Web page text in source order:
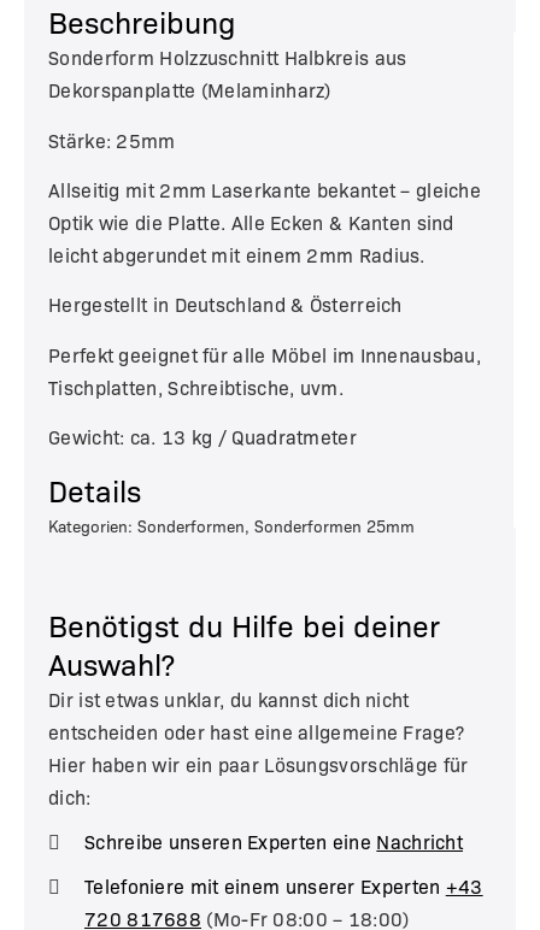
Beschreibung
Sonderform Holzzuschnitt Halbkreis aus
Dekorspanplatte (Melaminharz)
Stärke: 25mm
Allseitig mit 2mm Laserkante bekantet – gleiche
Optik wie die Platte. Alle Ecken & Kanten sind
leicht abgerundet mit einem 2mm Radius.
Hergestellt in Deutschland & Österreich
Perfekt geeignet für alle Möbel im Innenausbau,
Tischplatten, Schreibtische, uvm.
Gewicht: ca. 13 kg / Quadratmeter
Details
Kategorien: Sonderformen, Sonderformen 25mm
Benötigst du Hilfe bei deiner
Auswahl?
Dir ist etwas unklar, du kannst dich nicht
entscheiden oder hast eine allgemeine Frage?
Hier haben wir ein paar Lösungsvorschläge für
dich:
Schreibe unseren Experten eine Nachricht
Telefoniere mit einem unserer Experten +43
720 817688 (Mo-Fr 08:00 – 18:00)